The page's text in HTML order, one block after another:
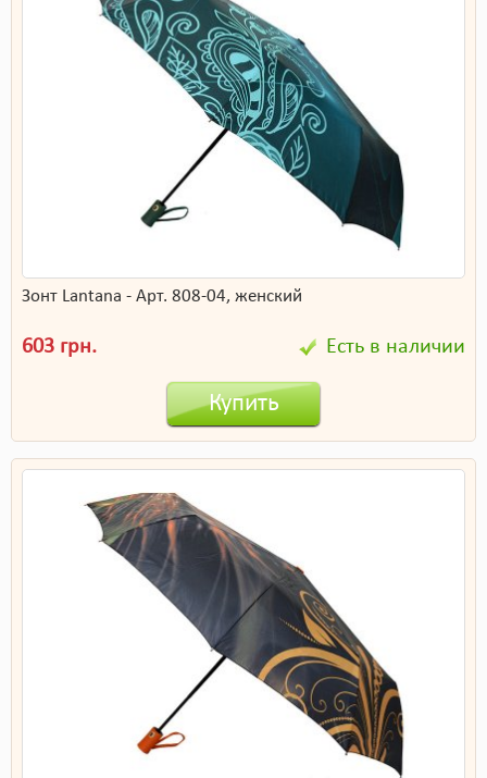
Зонт Lantana - Арт. 808-04, женский
603 грн. Есть в наличии
Купить